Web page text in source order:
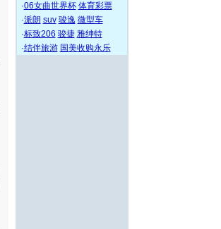
·06女曲世界杯 体育彩票
·派朗 suv 骏逸 微型车
·标致206 骏捷 雅绅特
·结伴旅游 国美收购永乐